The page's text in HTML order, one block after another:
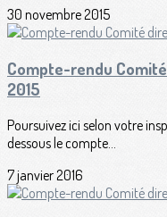
30 novembre 2015
Compte-rendu
2015
Poursuivez ici selon votre
dessous le compte...
7 janvier 2016